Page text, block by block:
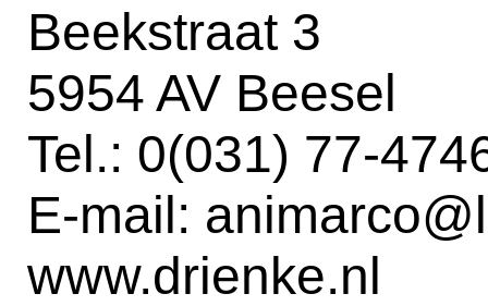
Beekstraat 3
5954 AV Beesel
Tel.: 0(031) 77-
E-mail:
www.drienke.nl